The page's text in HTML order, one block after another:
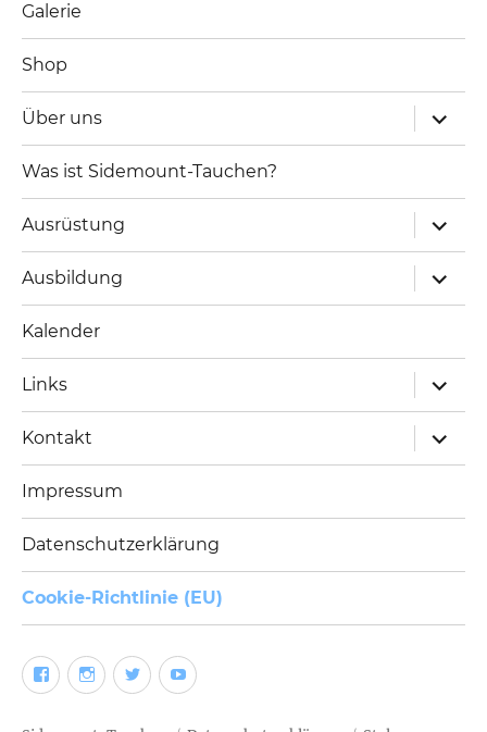
Galerie
Shop
Über uns
öffnen
Was ist Sidemount-Tauchen?
Ausrüstung
öffnen
Ausbildung
öffnen
Kalender
Links
öffnen
Kontakt
öffnen
Impressum
Datenschutzerklärung
Cookie-Richtlinie (EU)
FacebookInstagram
TwitterYouTube